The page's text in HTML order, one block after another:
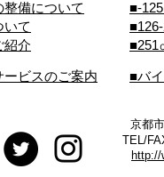
備について
いて
紹介
■-
■251
ービスのご案内 ■バ
京都
TEL/